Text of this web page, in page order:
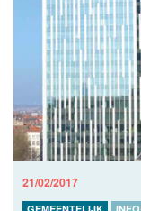
21/02/2017